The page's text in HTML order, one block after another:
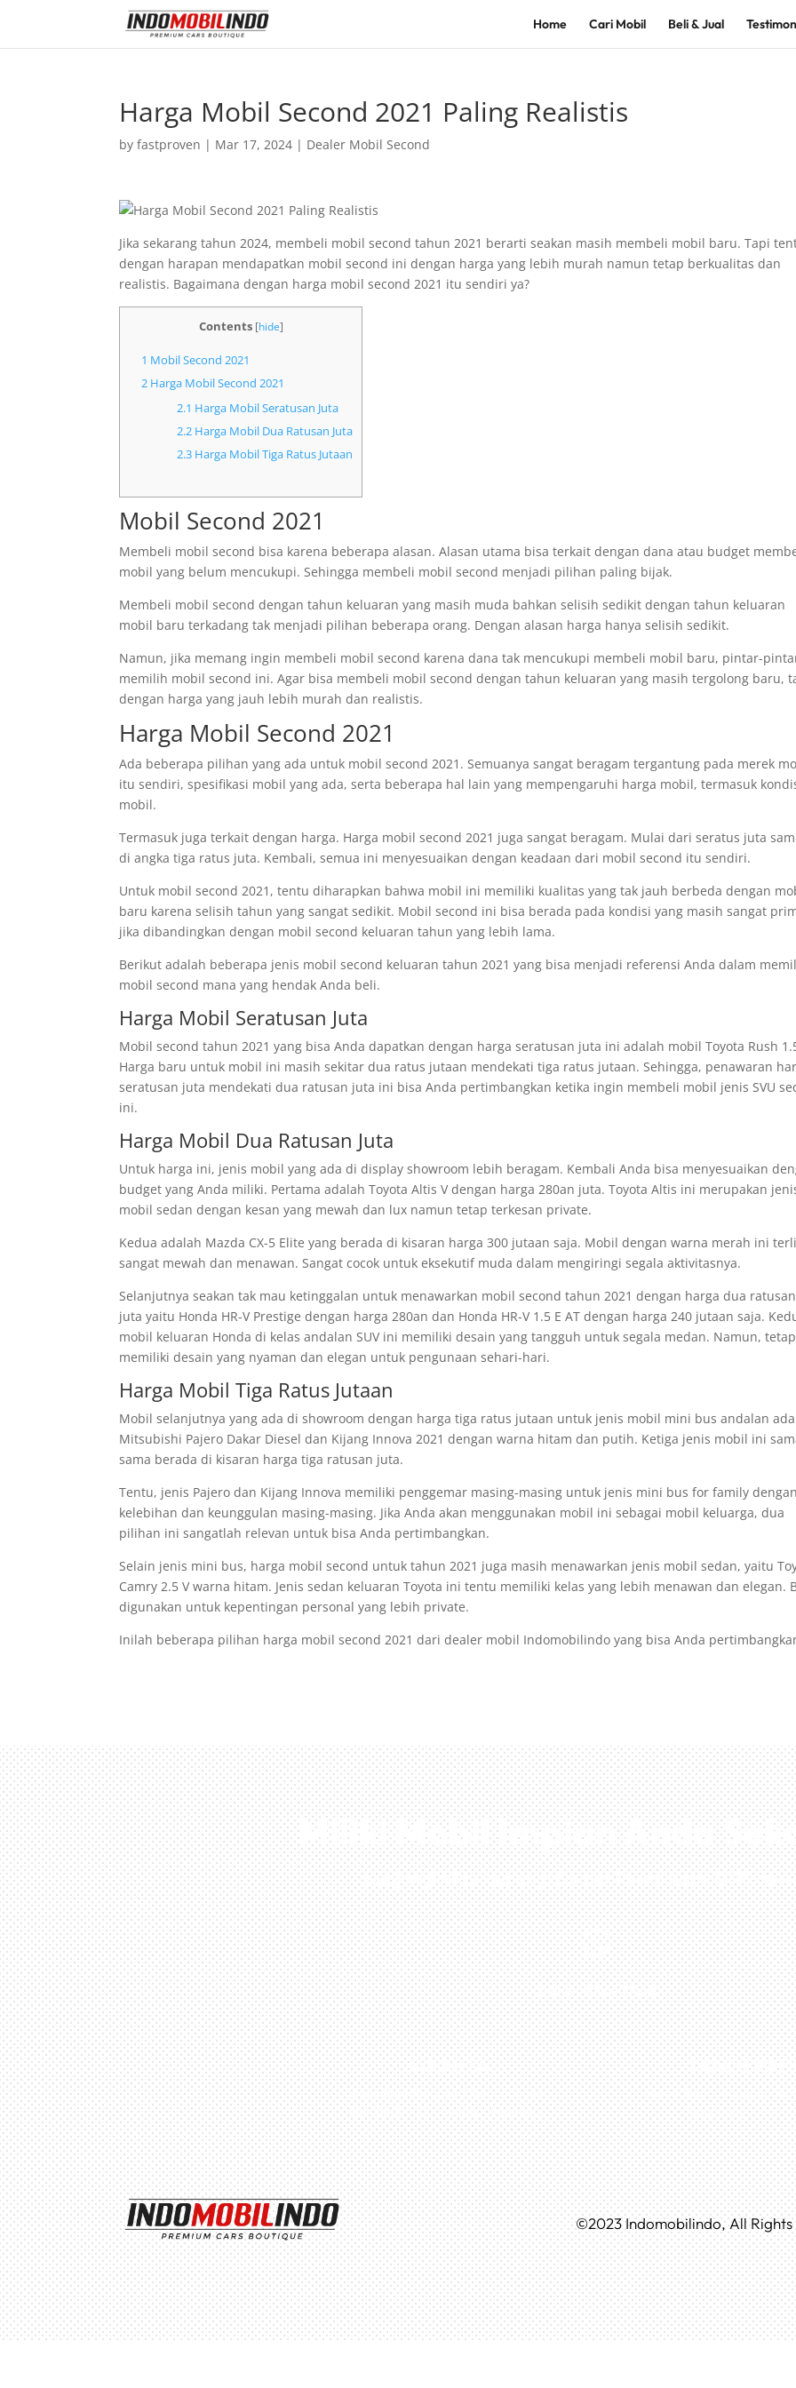
Home Cari Mobil Beli & Jual
Harga Mobil Second 2021 Paling Realistis
byfastproven | Mar 17, 2024 | Dealer Mobil Second
Jika sekarang tahun 2024, membeli mobil second tahun 2021 berarti seakan masih membeli mobil baru. Tapi
dengan harapan mendapatkan mobil second ini dengan harga yang lebih murah namun tetap berkualitas dan
realistis. Bagaimana dengan harga mobil second 2021 itu sendiri ya?
Contents [hide]
1 Mobil Second 2021
2Harga Mobil Second 2021
2.1 Harga Mobil Seratusan Juta
2.2Harga Mobil Dua Ratusan Juta
2.3Harga Mobil Tiga Ratus Jutaan
Mobil Second 2021
Membeli mobil second bisa karena beberapa alasan. Alasan utama bisa terkait dengan dana atau budget
mobil yang belum mencukupi. Sehingga membeli mobil second menjadi pilihan paling bijak.
Membeli mobil second dengan tahun keluaran yang masih muda bahkan selisih sedikit dengan tahun keluaran
mobil baru terkadang tak menjadi pilihan beberapa orang. Dengan alasan harga hanya selisih sedikit.
Namun, jika memang ingin membeli mobil second karena dana tak mencukupi membeli mobil baru, pintar-
memilih mobil second ini. Agar bisa membeli mobil second dengan tahun keluaran yang masih tergolong baru,
dengan harga yang jauh lebih murah dan realistis.
Harga Mobil Second 2021
Ada beberapa pilihan yang ada untuk mobil second 2021. Semuanya sangat beragam tergantung pada merek
itu sendiri, spesifikasi mobil yang ada, serta beberapa hal lain yang mempengaruhi harga mobil, termasuk
mobil.
Termasuk juga terkait dengan harga. Harga mobil second 2021 juga sangat beragam. Mulai dari seratus juta
di angka tiga ratus juta. Kembali, semua ini menyesuaikan dengan keadaan dari mobil second itu sendiri.
Untuk mobil second 2021, tentu diharapkan bahwa mobil ini memiliki kualitas yang tak jauh berbeda dengan
baru karena selisih tahun yang sangat sedikit. Mobil second ini bisa berada pada kondisi yang masih sangat
jika dibandingkan dengan mobil second keluaran tahun yang lebih lama.
Berikut adalah beberapa jenis mobil second keluaran tahun 2021 yang bisa menjadi referensi Anda dalam
mobil second mana yang hendak Anda beli.
Harga Mobil Seratusan Juta
Mobil second tahun 2021 yang bisa Anda dapatkan dengan harga seratusan juta ini adalah mobil Toyota Rush
Harga baru untuk mobil ini masih sekitar dua ratus jutaan mendekati tiga ratus jutaan. Sehingga, penawaran
seratusan juta mendekati dua ratusan juta ini bisa Anda pertimbangkan ketika ingin membeli mobil jenis SVU
ini.
Harga Mobil Dua Ratusan Juta
Untuk harga ini, jenis mobil yang ada di display showroom lebih beragam. Kembali Anda bisa menyesuaikan
budget yang Anda miliki. Pertama adalah Toyota Altis V dengan harga 280an juta. Toyota Altis ini merupakan
mobil sedan dengan kesan yang mewah dan lux namun tetap terkesan private.
Kedua adalah Mazda CX-5 Elite yang berada di kisaran harga 300 jutaan saja. Mobil dengan warna merah ini
sangat mewah dan menawan. Sangat cocok untuk eksekutif muda dalam mengiringi segala aktivitasnya.
Selanjutnya seakan tak mau ketinggalan untuk menawarkan mobil second tahun 2021 dengan harga dua ratusan
juta yaitu Honda HR-V Prestige dengan harga 280an dan Honda HR-V 1.5 E AT dengan harga 240 jutaan saja.
mobil keluaran Honda di kelas andalan SUV ini memiliki desain yang tangguh untuk segala medan. Namun, tetap
memiliki desain yang nyaman dan elegan untuk pengunaan sehari-hari.
Harga Mobil Tiga Ratus Jutaan
Mobil selanjutnya yang ada di showroom dengan harga tiga ratus jutaan untuk jenis mobil mini bus andalan
Mitsubishi Pajero Dakar Diesel dan Kijang Innova 2021 dengan warna hitam dan putih. Ketiga jenis mobil ini
sama berada di kisaran harga tiga ratusan juta.
Tentu, jenis Pajero dan Kijang Innova memiliki penggemar masing-masing untuk jenis mini bus for family dengan
kelebihan dan keunggulan masing-masing. Jika Anda akan menggunakan mobil ini sebagai mobil keluarga, dua
pilihan ini sangatlah relevan untuk bisa Anda pertimbangkan.
Selain jenis mini bus, harga mobil second untuk tahun 2021 juga masih menawarkan jenis mobil sedan, yaitu
Camry 2.5 V warna hitam. Jenis sedan keluaran Toyota ini tentu memiliki kelas yang lebih menawan dan elegan.
digunakan untuk kepentingan personal yang lebih private.
Inilah beberapa pilihan harga mobil second 2021 dari dealer mobil Indomobilindo yang bisa Anda
Miliki Mobil Impian Anda
Kunjungi Atau Hubungi Dealer Resmi Kami Di Kota

0813-1054-7548
JAKARTA
Perumahan Boulevard Taman Surya 3
Blok h2, No.27, Jakarta – Indonesia
Husein Sastra Negara,
Tangerang –
©2023Indomobilindo, All